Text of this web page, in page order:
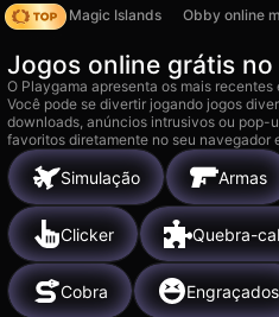
Mahjong Magic Islands
Obby online
Jogos online grátis no
O Playgama apresenta os mais
Você pode se divertir jogando jogos
downloads, anúncios intrusivos ou pop-
favoritos diretamente no seu navegador
Simulação Armas
Clicker Quebra-
Cobra Engraçados